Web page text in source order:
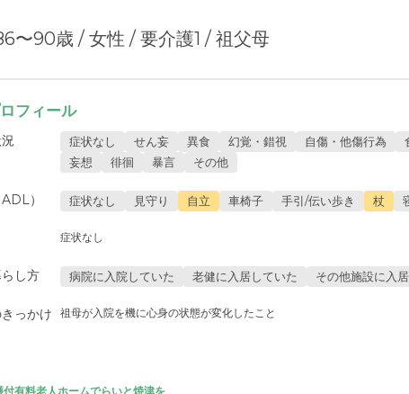
〜90歳 / 女性 / 要介護1 / 祖父母
フィール
症状なし せん妄 異食 幻覚・錯視 自傷・他傷行為
妄想
徘徊 暴言 その他
） 症状なし 見守り 自立 車椅子 手引/伝い歩き 杖
症状なし
し方 病院に入院していた 老健に入居していた その他施設に入
っかけ 祖母が入院を機に心身の状態が変化したこと
付有料老人ホームでらいと焼津を